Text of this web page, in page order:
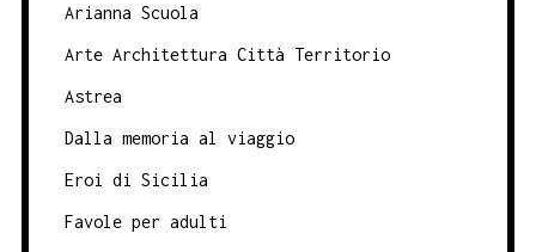
Arianna Scuola
Arte Architettura Città Territorio
Astrea
Dalla memoria al viaggio
Eroi di Sicilia
Favole per adulti